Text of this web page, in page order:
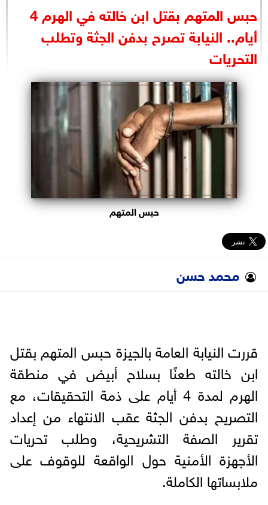
الرئاسة
الوزارات
الأحزاب
حبس المتهم بقتل ابن خالته في الهرم 4
أيام.. النيابة تصرح بدفن الجثة وتطلب
التحريات
حبس المتهم
محمد حسن
قررت النيابة العامة بالجيزة حبس المتهم بقتل
ابن خالته طعنًا بسلاح أبيض في منطقة
الهرم لمدة 4 أيام على ذمة التحقيقات، مع
التصريح بدفن الجثة عقب الانتهاء من إعداد
تقرير الصفة التشريحية، وطلب تحريات
الأجهزة الأمنية حول الواقعة للوقوف على
ملابساتها الكاملة.